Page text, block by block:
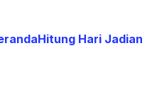
Hitung Hari Jadian